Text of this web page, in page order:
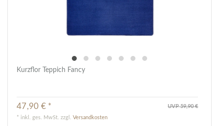
Kurzflor Teppich Fancy
UVP 59,90 €
47,90 € *
* inkl. ges. MwSt. zzgl.Versandkosten